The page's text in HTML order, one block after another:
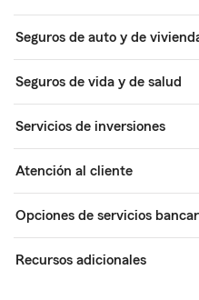
Seguros de auto y de
Seguros de vida y de salud
Servicios de inversiones
Atención al cliente
Opciones de servicios
Recursos adicionales